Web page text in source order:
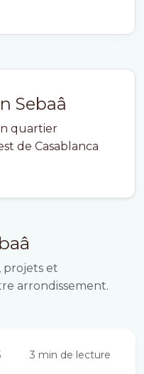
Sebaâ
quartier
de Casablanca
projets et
arrondissement.
3 min de lecture